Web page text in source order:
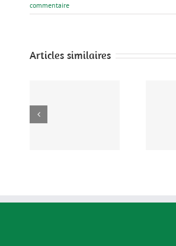
commentaire
Articles similaires